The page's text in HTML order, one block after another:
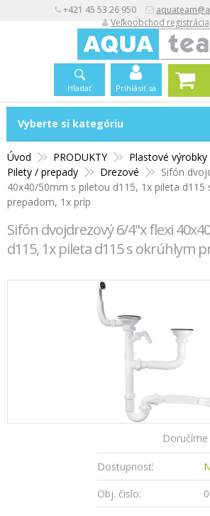
+421 45 53 26 950
Veľkoobchod registrácia
Hľadať Prihlásiť sa
Vyberte si kategóriu
Úvod PRODUKTY Plastové výrobky
Pilety / prepady
Drezové
Sifón
40x40/50mm s piletou d115, 1x pileta d115
prepadom, 1x príp
Sifón dvojdrezový 6/4"x flexi
d115, 1x pileta d115 s okrúhlym
Dostupnosť:
Obj. čislo:
Vyberte si kategóriu